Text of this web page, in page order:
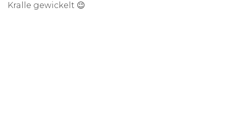
Kralle gewickelt 😉